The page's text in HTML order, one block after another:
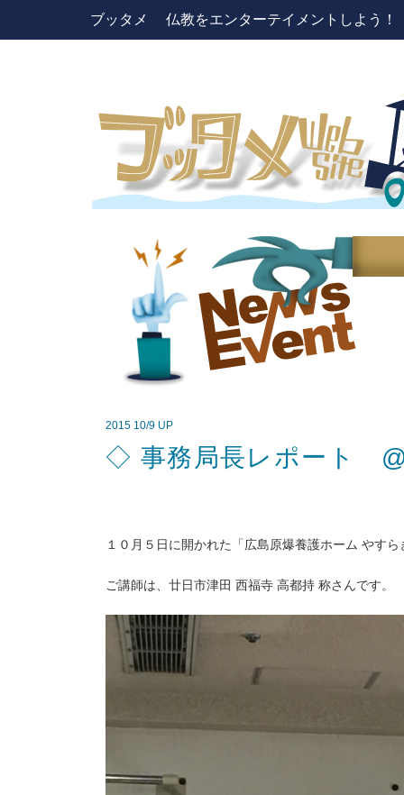
ブッタメ 仏教をエンターテイメントしよう
2015 10/9 UP
◇ 事務局長レポート
１０月５日に開かれた「広島原爆養護ホーム やす
ご講師は、廿日市津田 西福寺 高都持 称さんです。